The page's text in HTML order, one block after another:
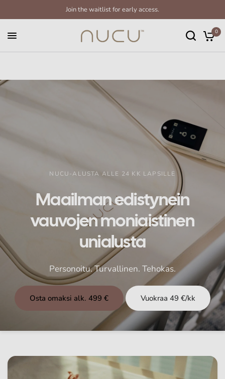
Join the waitlist for early access.
0
NUCU-ALUSTA ALLE 24 KK LAPSILLE
Maailmanedistynein
vauvojenmoniaistinen
unialusta
Personoitu.Turvallinen. Tehokas.
Osta omaksi alk. 499 € Vuokraa 49 €/kk